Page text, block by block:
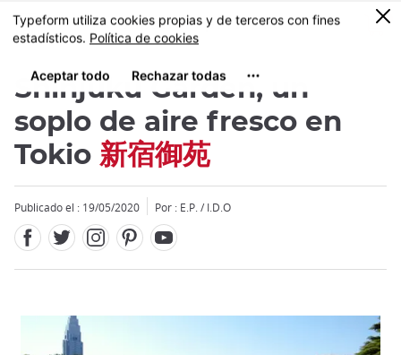
Tamaño
MENU
0
Shinjuku Garden, un
soplo de aire fresco en
Tokio 新宿御苑
Publicado el : 19/05/2020 Por : E.P. / I.D.O
Close